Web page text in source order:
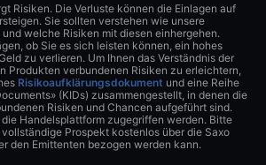
Risiken. Die Verluste können die Einlagen auf
Sie sollten verstehen wie unsere
welche Risiken mit diesen einhergehen.
ob Sie es sich leisten können, ein hohes
zu verlieren. Um Ihnen das Verständnis der
Produkten verbundenen Risiken zu erleichtern,
Risikoaufklärungsdokument und eine Reihe
(KIDs) zusammengestellt, in denen die
Risiken und Chancen aufgeführt sind.
Handelsplattform zugegriffen werden. Bitte
Prospekt kostenlos über die Saxo
den Emittenten bezogen werden kann.